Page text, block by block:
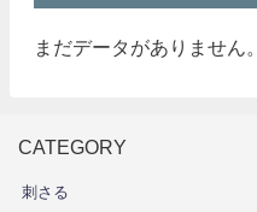
まだデータがありません。
CATEGORY
刺さる